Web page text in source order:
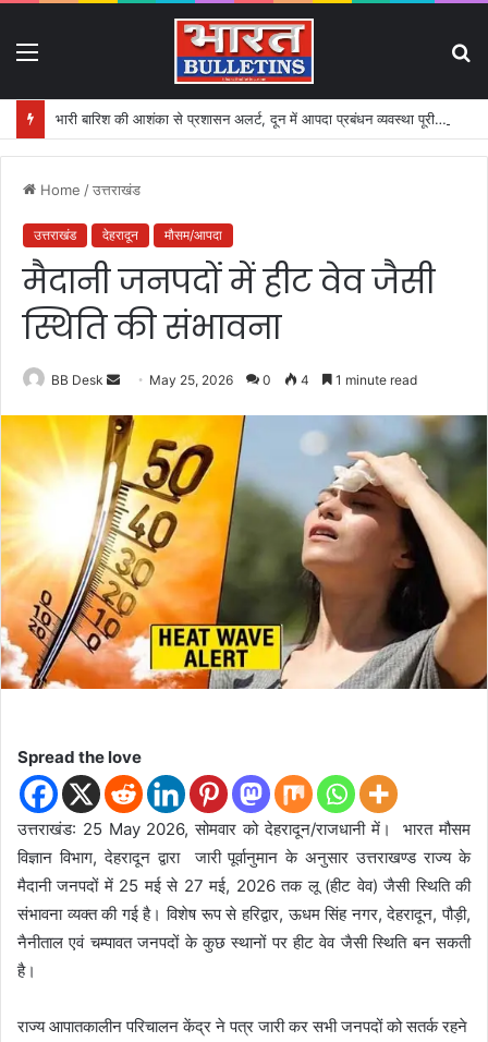
भारी बारिश की आशंका से प्रशासन अलर्ट, दून में आपदा प्रबंधन व्यवस्था पूरी तरह सक्रिय
Home /उत्तराखंड
उत्तराखंड देहरादून मौसम/आपदा
मैदानी जनपदों में हीट वेव जैसी
स्थिति की संभावना
BB Desk
n
d
a
n
e
m
a
i
l
May 25, 2026 0 4 1 minute read
Spread the love
उत्तराखंड: 25 May 2026, सोमवार को देहरादून/राजधानी में। भारत मौसम
विज्ञान विभाग, देहरादून द्वारा जारी पूर्वानुमान के अनुसार उत्तराखण्ड राज्य के
मैदानी जनपदों में 25 मई से 27 मई, 2026 तक लू (हीट वेव) जैसी स्थिति की
संभावना व्यक्त की गई है। विशेष रूप से हरिद्वार, ऊधम सिंह नगर, देहरादून, पौड़ी,
नैनीताल एवं चम्पावत जनपदों के कुछ स्थानों पर हीट वेव जैसी स्थिति बन सकती
है।
राज्य आपातकालीन परिचालन केंद्र ने पत्र जारी कर सभी जनपदों को सतर्क रहने